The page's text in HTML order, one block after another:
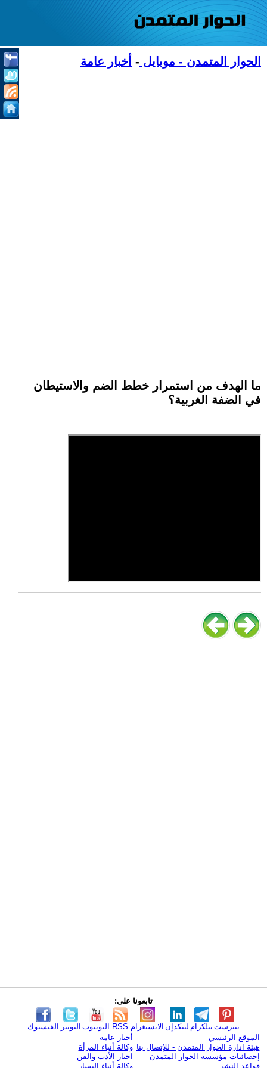
الحوار المتمدن - موبايل - أخبار عامة
ما الهدف من استمرار خطط الضم والاستيطان
في الضفة الغربية؟
تابعونا على:
الفيسبوك التويتر اليوتيوب RSS الانستغرام لينكدإن تيلكرامبنترست
الموقع الرئيسي
هيئة ادارة الحوار المتمدن - للإتصال بنا
إحصائيات مؤسسة الحوار المتمدن
قواعد النشر
أخبار عامة
وكالة أنباء المرأة
اخبار الأدب والفن
وكالة أنباء اليسار